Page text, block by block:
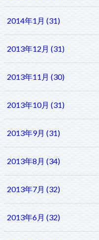
2014年1月 (31)
2013年12月 (31)
2013年11月 (30)
2013年10月 (31)
2013年9月 (31)
2013年8月 (34)
2013年7月 (32)
2013年6月 (32)